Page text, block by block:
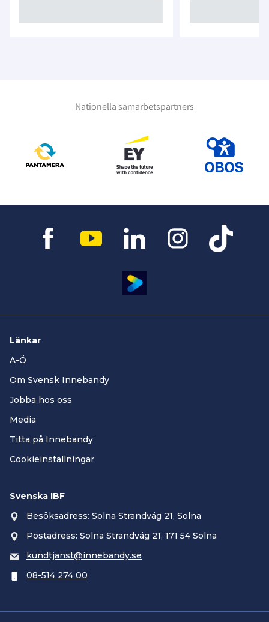
Nationella samarbetspartners
Länkar
A-Ö
Om Svensk Innebandy
Jobba hos oss
Media
Titta på Innebandy
Cookieinställningar
Svenska IBF
Besöksadress: Solna Strandväg 21, Solna
Postadress: Solna Strandväg 21, 171 54 Solna
kundtjanst@innebandy.se
08-514 274 00